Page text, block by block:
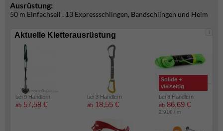
Ausrüstung:
50 m Einfachseil , 13 Expressschlingen, Bandschlingen und Helm
i
Aktuelle Kletterausrüstung
bei 9 Händlern
ab 57,58 €
bei 3 Händlern
ab 18,55 €
Solide +
vielseitig
bei 6 Händlern
ab 86,69 €
2.91€ / m